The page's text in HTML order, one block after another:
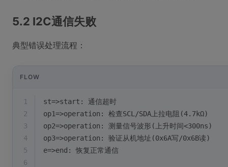
5.2 I2C通信失败
典型错误处理流程：
FLOW
1
st=>start: 通信超时
2
op1=>operation: 检查SCL/SDA上拉电阻(4.7kΩ)
3
op2=>operation: 测量信号波形(上升时间<300ns)
4
op3=>operation: 验证从机地址(0x6A写/0x6B读)
5
e=>end: 恢复正常通信
6